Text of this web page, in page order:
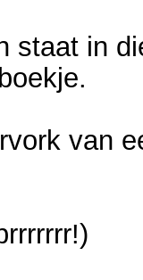
staat in
van